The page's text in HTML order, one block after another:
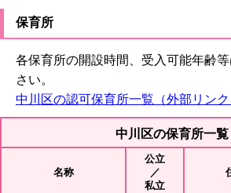
保育所
各保育所の開設時間、受入可能年齢
さい。
中川区の認可保育所一覧（外部リンク
中川区の保育所一覧
名称
公立
／
私立